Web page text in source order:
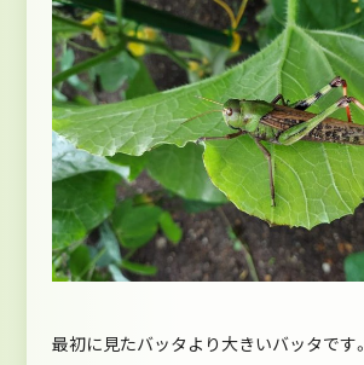
最初に見たバッタより大きいバッタです。